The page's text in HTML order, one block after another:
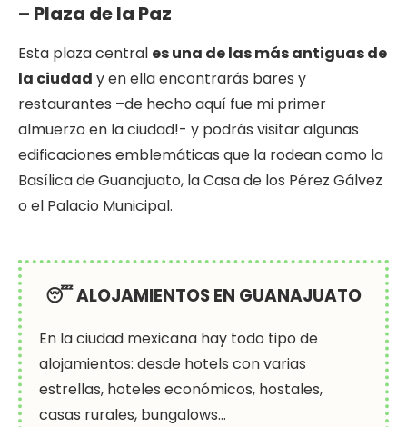
– Plaza de la Paz
Esta plaza central es una de las más antiguas de
la ciudad y en ella encontrarás bares y
restaurantes –de hecho aquí fue mi primer
almuerzo en la ciudad!- y podrás visitar algunas
edificaciones emblemáticas que la rodean como la
Basílica de Guanajuato, la Casa de los Pérez Gálvez
o el Palacio Municipal.
😴 ALOJAMIENTOS EN GUANAJUATO
En la ciudad mexicana hay todo tipo de
alojamientos: desde hotels con varias
estrellas, hoteles económicos, hostales,
casas rurales, bungalows…